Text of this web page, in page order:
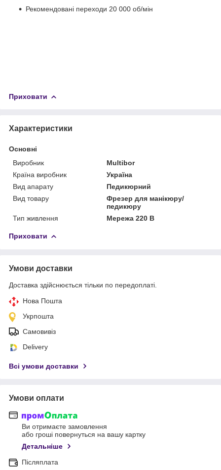
Рекомендовані переходи 20 000 об/мін
Приховати
Характеристики
Основні
Виробник
Multibor
Країна виробник
Україна
Вид апарату
Педикюрний
Вид товару
Фрезер для манікюру/
педикюру
Тип живлення
Мережа 220 В
Приховати
Умови доставки
Доставка здійснюється тільки по передоплаті.
Нова Пошта
Укрпошта
Самовивіз
Delivery
Всі умови доставки
Умови оплати
Ви отримаєте замовлення
або гроші повернуться на вашу картку
Детальніше
Післяплата